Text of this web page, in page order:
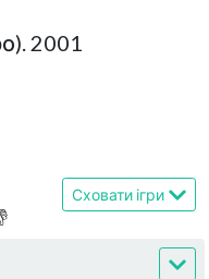
2001
Сховати ігри